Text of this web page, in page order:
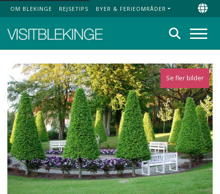
Top Menu
OM BLEKINGE REJSETIPS BYER & FERIEOMRÅDER
Søg
Se fler bilder